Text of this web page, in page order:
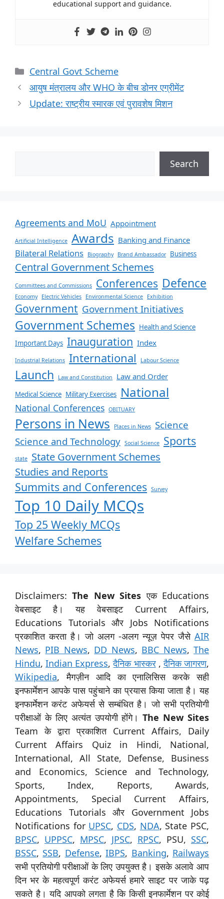
educational support and guidance.
Central Govt Scheme
आयुष मंत्रालय और WHO के बीच डोनर एग्रीमेंट
Update: राष्ट्रीय स्मारक एवं पुरावशेष मिशन
Search
Agreements and MoU Appointment
Artificial Intelligence Awards Banking and Finance
Bilateral Relations Biography Brand Ambassador Business
Central Government Schemes
Committees and Commissions Conferences Defence
Economy Electric Vehicles Environmental Science Exhibition
Government Government Initiatives
Government Schemes Health and Science
Important Days Inauguration Index
Industrial Relations International Labour Science
Launch Law and Constitution Law and Order
Medical Science Military Exercises National
National Conferences OBITUARY
Persons in News Places in News
Science
Science and Technology Social Science Sports
state
State Government Schemes
Studies and Reports
Summits and Conferences Survey
Top 10 Daily MCQs
Top 25 Weekly MCQs
Welfare Schemes
Disclaimers:The New Sites एक Educations
वेबसाइट है। यह वेबसाइट Current Affairs,
Educations Tutorials और Jobs Notifications
प्रकाशित करता है। जो अलग -अलग न्यूज़ पेपर जैसे AIR
News, PIB News, DD News, BBC News,The
Hindu,Indian Express,दैनिक भास्कर,दैनिक जागरण,
Wikipedia, मैगज़ीन आदि का एनालिसिस करके सही
इनफार्मेशन आपके पास पहुंचाने का प्रयास किया जाता है। यह
इनफार्मेशन करंट अफेयर्स से सम्बंधित है। जो सभी प्रतियोगी
परीक्षाओं के लिए अत्यंत उपयोगी होंगे।The New Sites
Team के द्वारा प्रकाशित Current Affairs, Daily
Current Affairs Quiz in Hindi, National,
International, All State, Defense, Business
and Economics, Science and Technology,
Sports, Index, Reports, Awards,
Appointments, Special Current Affairs,
Educations Tutorials और Government Jobs
Notifications for UPSC, CDS, NDA, State PSC,
BPSC, UPPSC, MPSC, JPSC, RPSC, PSU, SSC,
BSSC, SSB, Defense,IBPS, Banking, Railways
सभी प्रतियोगी परीक्षाओं के लिए उपयुक्त है। इसके अलावे आप
दिन भर के महत्वपूर्ण करंट अफेयर्स हमारे साइट पर जाके पढ़
सकते है। यदि आपको लगता है कि किसी इनफार्मेशन पर कोई